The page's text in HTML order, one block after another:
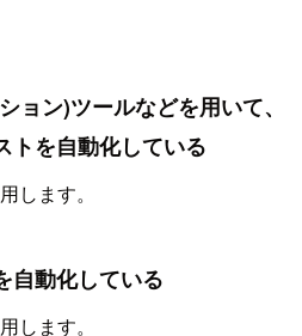
ョン)ツールなどを用いて、
トを自動化している
します。
自動化している
します。